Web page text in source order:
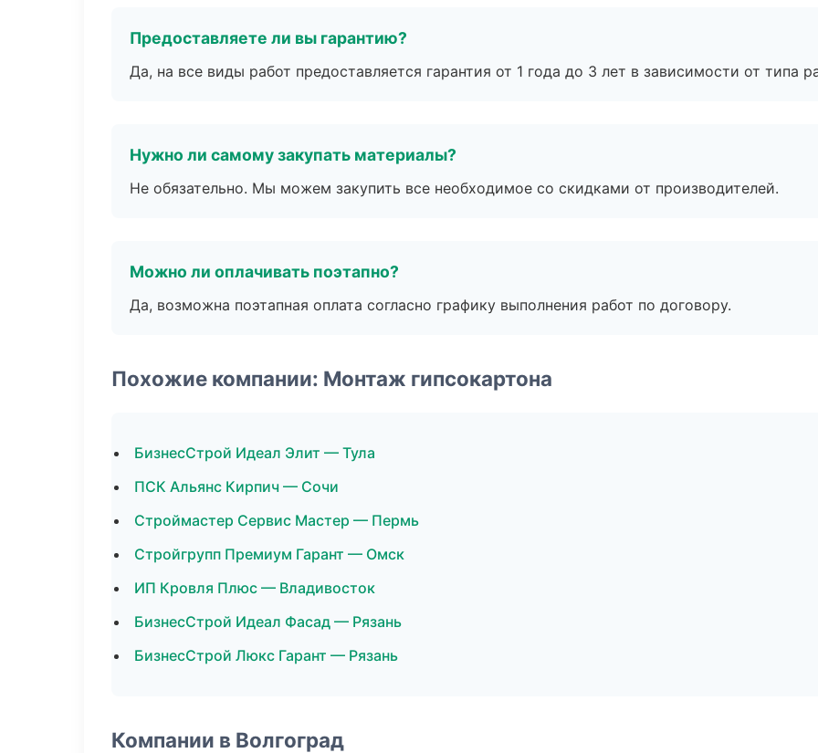
Предоставляете ли вы гарантию?
Да, на все виды работ предоставляется гарантия от 1 года до 3 лет в зависимости от типа
Нужно ли самому закупать материалы?
Не обязательно. Мы можем закупить все необходимое со скидками от производителей.
Можно ли оплачивать поэтапно?
Да, возможна поэтапная оплата согласно графику выполнения работ по договору.
Похожие компании: Монтаж гипсокартона
БизнесСтрой Идеал Элит — Тула
ПСК Альянс Кирпич — Сочи
Строймастер Сервис Мастер — Пермь
Стройгрупп Премиум Гарант — Омск
ИП Кровля Плюс — Владивосток
БизнесСтрой Идеал Фасад — Рязань
БизнесСтрой Люкс Гарант — Рязань
Компании в Волгоград